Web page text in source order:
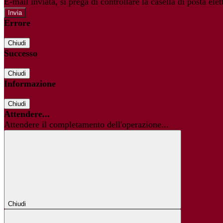
Errore
Chiudi
Successo
Chiudi
Informazione
Chiudi
Attendere...
Attendere il completamento dell'operazione...
Chiudi